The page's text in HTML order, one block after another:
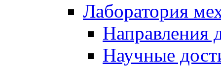
Лаборатория
Направления
Научные